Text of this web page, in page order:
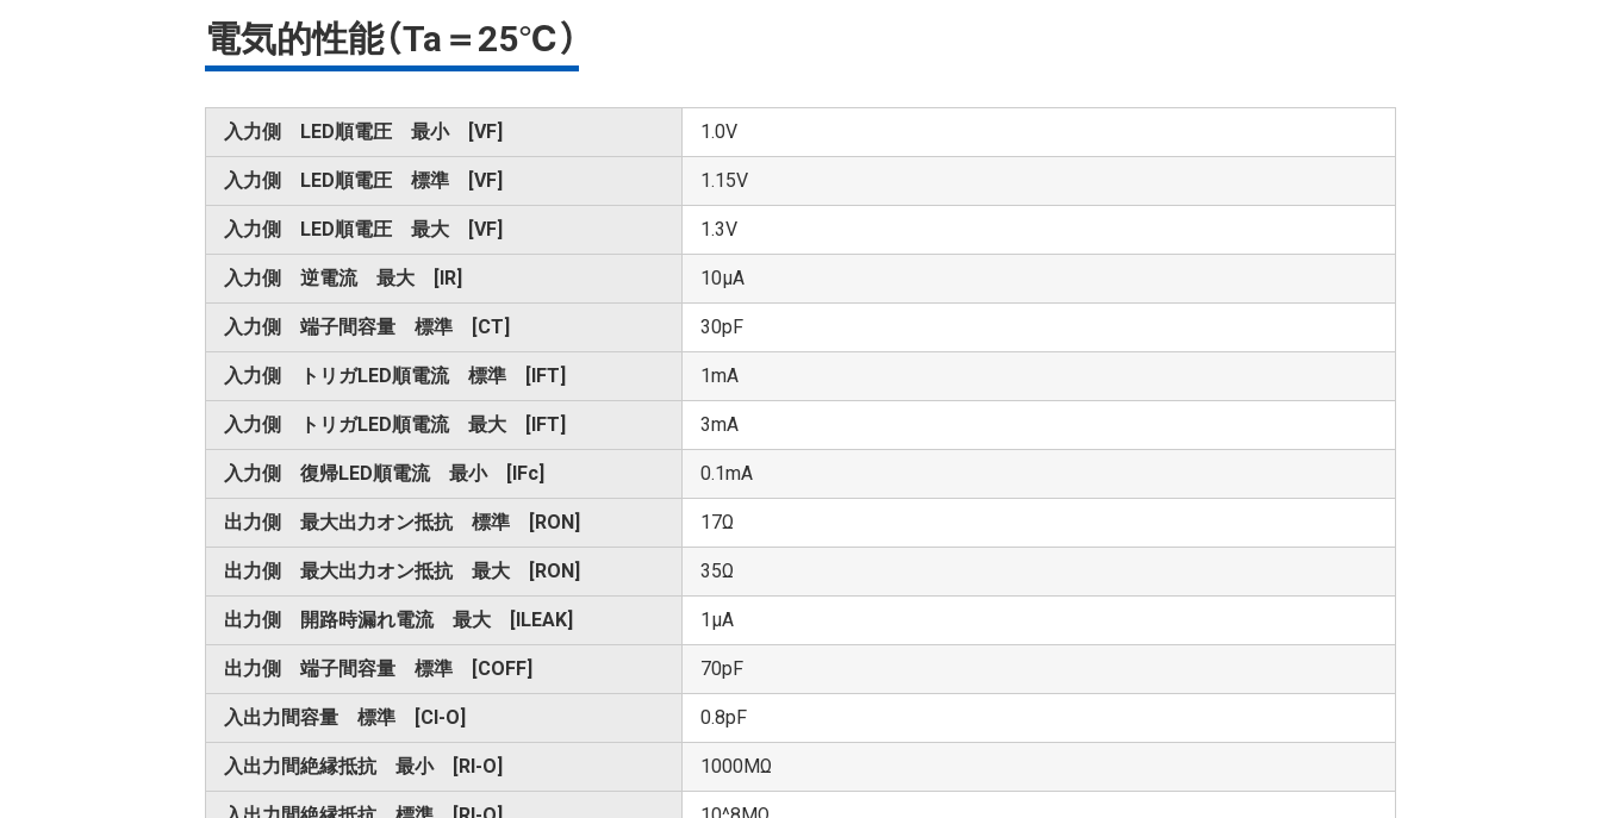
電気的性能（Ta＝25℃）
入力側 LED順電圧 最小 [VF] 1.0V
入力側 LED順電圧 標準 [VF] 1.15V
入力側 LED順電圧 最大 [VF] 1.3V
入力側 逆電流 最大 [IR] 10μA
入力側 端子間容量 標準 [CT] 30pF
入力側 トリガLED順電流 標準 [IFT] 1mA
入力側 トリガLED順電流 最大 [IFT] 3mA
入力側 復帰LED順電流 最小 [IFc] 0.1mA
出力側 最大出力オン抵抗 標準 [RON] 17Ω
出力側 最大出力オン抵抗 最大 [RON] 35Ω
出力側 開路時漏れ電流 最大 [ILEAK] 1μA
出力側 端子間容量 標準 [COFF] 70pF
入出力間容量 標準 [CI-O] 0.8pF
入出力間絶縁抵抗 最小 [RI-O] 1000MΩ